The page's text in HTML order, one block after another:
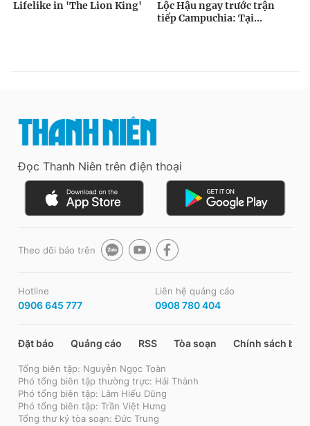
Đọc Thanh Niên trên điện thoại
Theo dõi báo trên
Hotline
0906 645 777
Liên hệ quảng cáo
0908 780 404
Đặt báo Quảng cáo RSS Tòa soạn Chính sách bảo
Tổng biên tập: Nguyễn Ngọc Toàn
Phó tổng biên tập thường trực: Hải Thành
Phó tổng biên tập: Lâm Hiếu Dũng
Phó tổng biên tập: Trần Việt Hưng
Tổng thư ký tòa soạn: Đức Trung